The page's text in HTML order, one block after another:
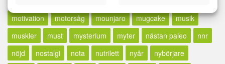
motivation
motorsåg mounjaro mugcake
musik
muskler
must mysterium myter nästan paleo
nnr
nöjd
nostalgi nota nutrilett nyår
nybörjare